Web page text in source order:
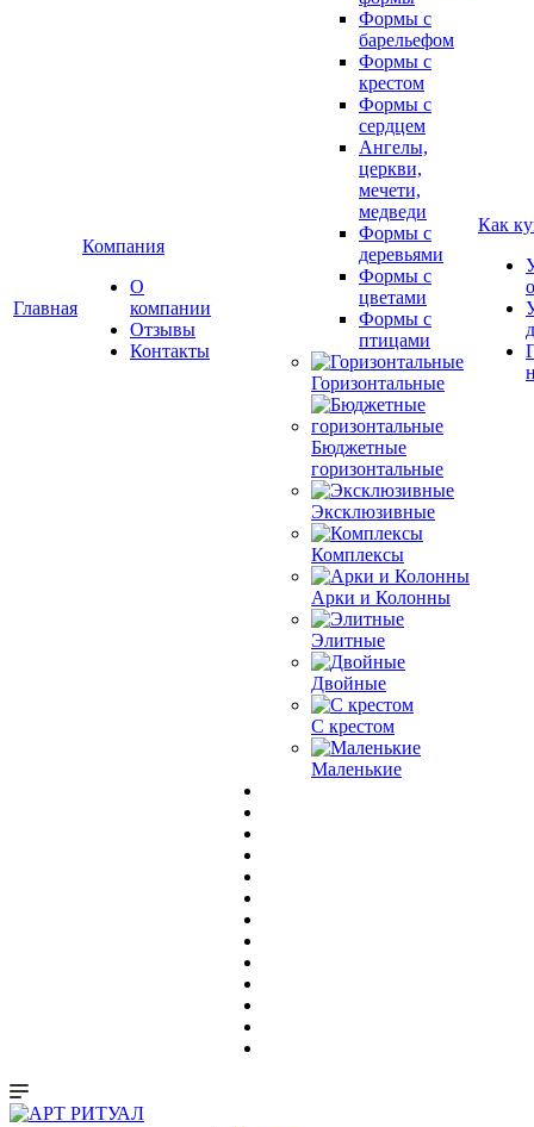
Главная
Компания
О
компании
Отзывы
Контакты
Формы с
барельефом
Формы с
крестом
Формы с
сердцем
Ангелы,
церкви,
мечети,
медведи
Формы с
деревьями
Формы с
цветами
Формы с
птицами
Горизонтальные
Бюджетные
горизонтальные
Эксклюзивные
Комплексы
Арки и Колонны
Элитные
Двойные
С крестом
Маленькие
Как